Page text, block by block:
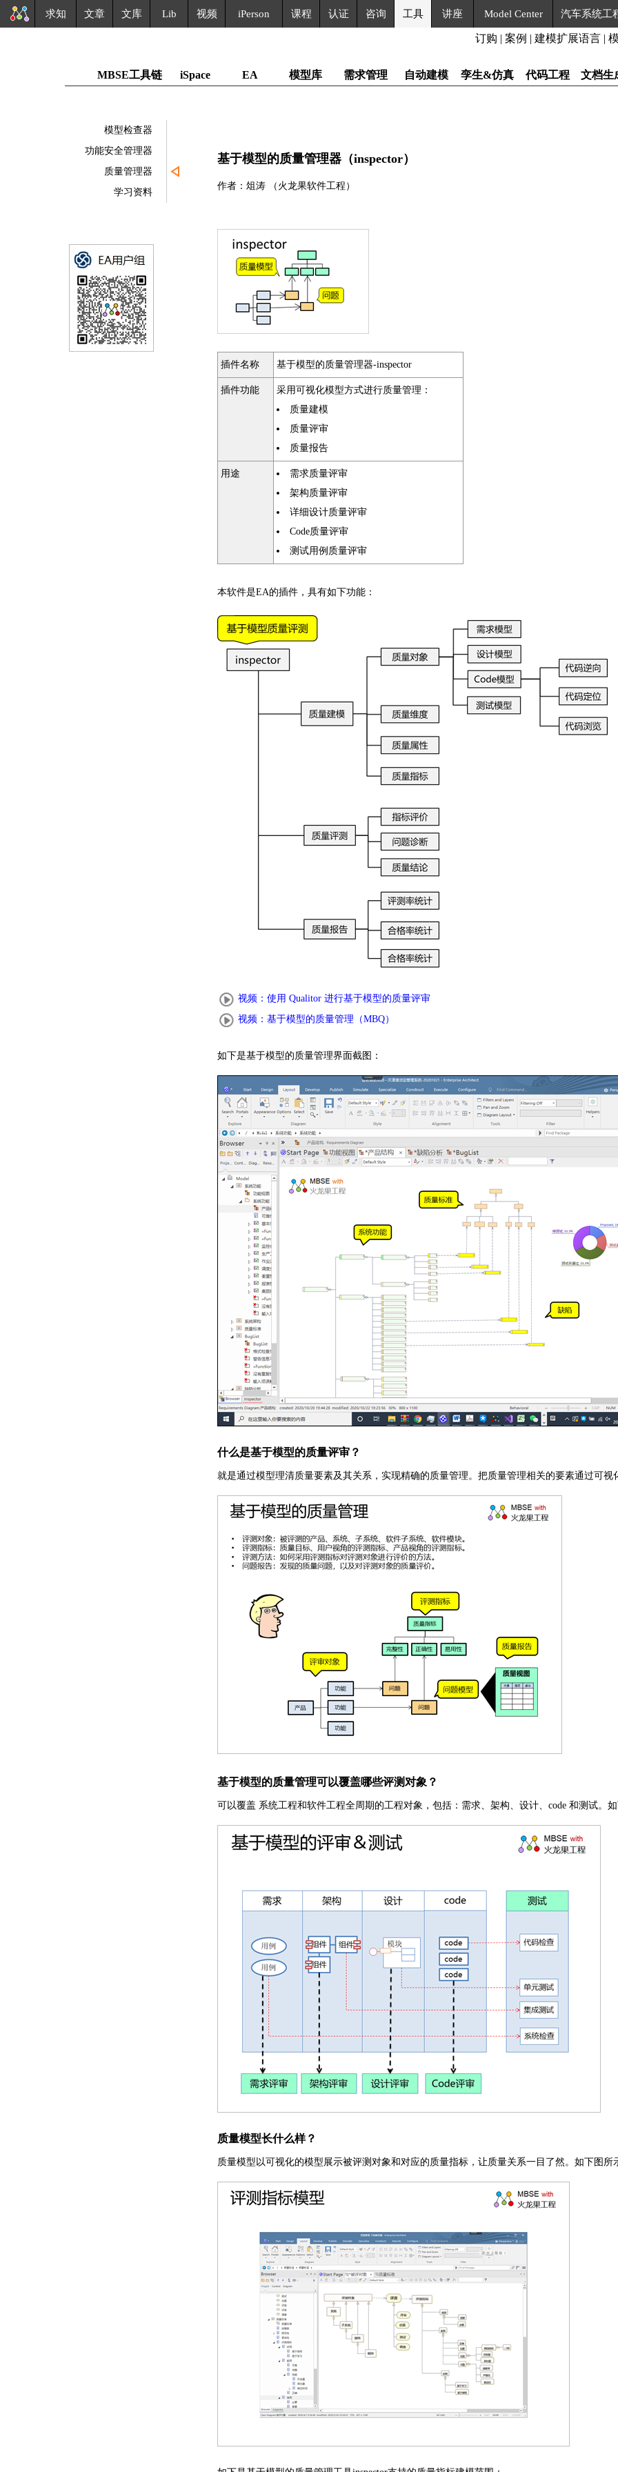
求知 文章 文库 Lib 视频 iPerson 课程 认证 咨询 工具 讲座 Model Center 汽车系统工
订购 | 案例 | 建模扩展语言 |
MBSE工具链 iSpace EA 模型库 需求管理 自动建模 孪生&仿真 代码工程 文档生
模型检查器
功能安全管理器
质量管理器
学习资料
基于模型的质量管理器（inspector）
作者：俎涛 （火龙果软件工程）
插件名称 基于模型的质量管理器-inspector
插件功能
采用可视化模型方式进行质量管理：
质量建模
质量评审
质量报告
用途
需求质量评审
架构质量评审
详细设计质量评审
Code质量评审
测试用例质量评审
本软件是EA的插件，具有如下功能：
视频：使用 Qualitor 进行基于模型的质量评审
视频：基于模型的质量管理（MBQ）
如下是基于模型的质量管理界面截图：
什么是基于模型的质量评审？
就是通过模型理清质量要素及其关系，实现精确的质量管理。把质量管理相关的要素通过可视
基于模型的质量管理可以覆盖哪些评测对象？
可以覆盖 系统工程和软件工程全周期的工程对象，包括：需求、架构、设计、code 和测试。如
质量模型长什么样？
质量模型以可视化的模型展示被评测对象和对应的质量指标，让质量关系一目了然。如下图所